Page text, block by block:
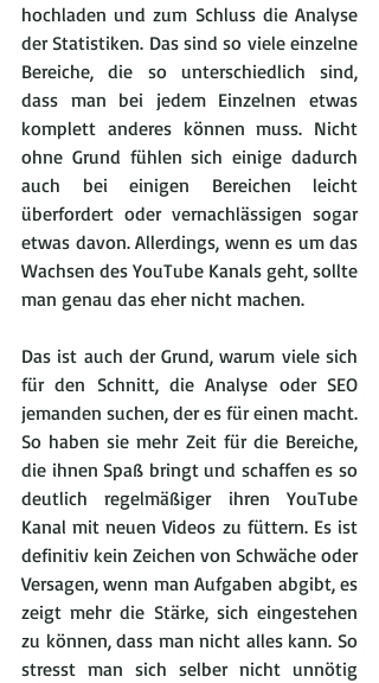
hochladen und zum Schluss die Analyse
der Statistiken. Das sind so viele einzelne
Bereiche, die so unterschiedlich sind,
dass man bei jedem Einzelnen etwas
komplett anderes können muss. Nicht
ohne Grund fühlen sich einige dadurch
auch bei einigen Bereichen leicht
überfordert oder vernachlässigen sogar
etwas davon. Allerdings, wenn es um das
Wachsen des YouTube Kanals geht, sollte
man genau das eher nicht machen.
Das ist auch der Grund, warum viele sich
für den Schnitt, die Analyse oder SEO
jemanden suchen, der es für einen macht.
So haben sie mehr Zeit für die Bereiche,
die ihnen Spaß bringt und schaffen es so
deutlich regelmäßiger ihren YouTube
Kanal mit neuen Videos zu füttern. Es ist
definitiv kein Zeichen von Schwäche oder
Versagen, wenn man Aufgaben abgibt, es
zeigt mehr die Stärke, sich eingestehen
zu können, dass man nicht alles kann. So
stresst man sich selber nicht unnötig